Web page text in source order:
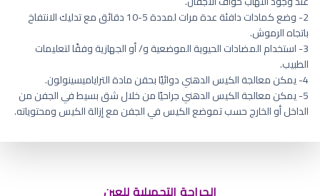
2- وضع كمادات دافئة عدة مرات لمددة 5-10 دقائق مع تدليك الانتفاخ
باتجاه الرموش.
3- استخدام المضادات الحيوية الموضعية و/ أو الجهازية وفقًا لتعليمات
الطبيب.
4- يمكن معالجة الكيس الدهني دوائيًا بحقن مادة التراياميسينولون.
5- يمكن معالجة الكيس الدهني جراحيًا من خلال شق بسيط في الجفن من
الداخل أو الخارج حسب تموضع الكيس في الجفن مع إزالة الكيس ومحتوياته.
عملية رفع الحواجب بالرياض
الجراحة التجميلية للعين